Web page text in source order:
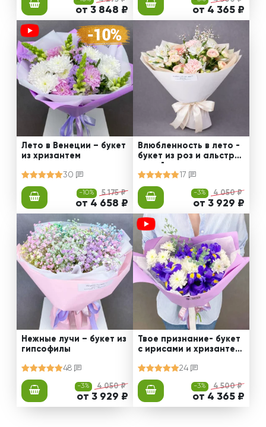
от 3 848 ₽ от 4 365 ₽
Лето в Венеции – букет
из хризантем
30
-10% 5 175 ₽
от 4 658 ₽
Влюбленность в лето -
букет из роз и альстро
мерий
17
-3% 4 050 ₽
от 3 929 ₽
Нежные лучи – букет из
гипсофилы
48
-3% 4 050 ₽
от 3 929 ₽
Твое признание- букет
с ирисами и хризантем
24
-3% 4 500 ₽
от 4 365 ₽